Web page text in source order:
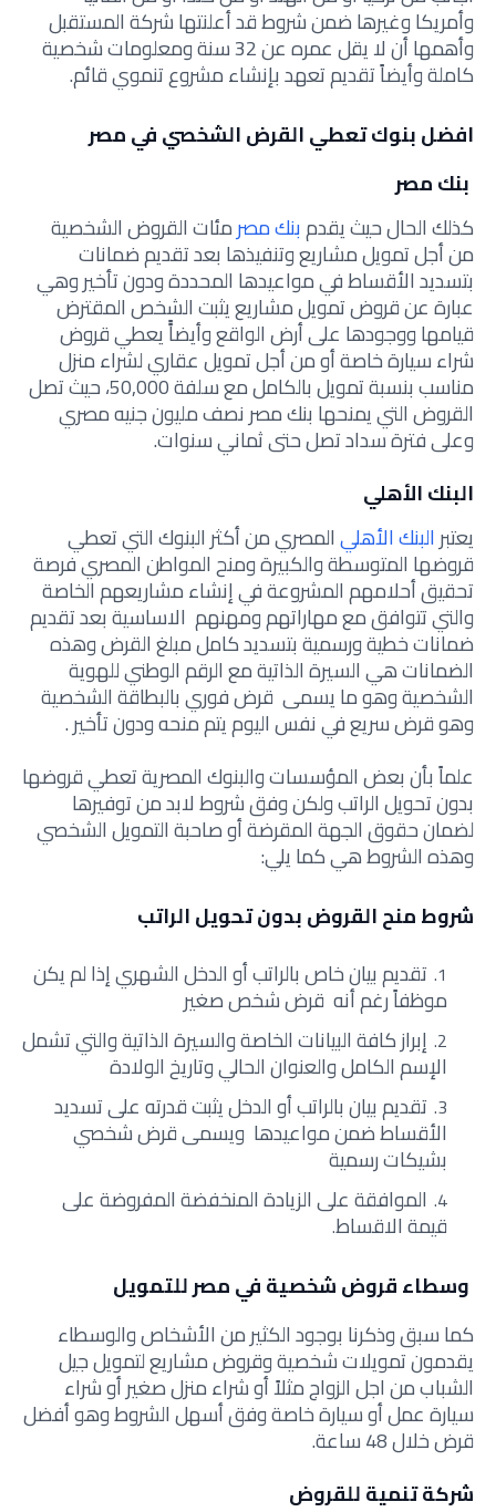
وأمريكا وغيرها ضمن شروط قد أعلنتها شركة المستقبل
وأهمها أن لا يقل عمره عن 32 سنة ومعلومات شخصية
كاملة وأيضاً تقديم تعهد بإنشاء مشروع تنموي قائم.
افضل بنوك تعطي القرض الشخصي في مصر
بنك مصر
كذلك الحال حيث يقدمبنك مصرمئات القروض الشخصية
من أجل تمويل مشاريع وتنفيذها بعد تقديم ضمانات
بتسديد الأقساط في مواعيدها المحددة ودون تأخير وهي
عبارة عن قروض تمويل مشاريع يثبت الشخص المقترض
قيامها ووجودها على أرض الواقع وأيضاًً يعطي قروض
شراء سيارة خاصة أو من أجل تمويل عقاري لشراء منزل
مناسب بنسبة تمويل بالكامل مع سلفة 50,000، حيث تصل
القروض التي يمنحها بنك مصر نصف مليون جنيه مصري
وعلى فترة سداد تصل حتى ثماني سنوات.
البنك الأهلي
يعتبرالبنك الأهليالمصري من أكثر البنوك التي تعطي
قروضها المتوسطة والكبيرة ومنح المواطن المصري فرصة
تحقيق أحلامهم المشروعة في إنشاء مشاريعهم الخاصة
والتي تتوافق مع مهاراتهم ومهنهم الاساسية بعد تقديم
ضمانات خطية ورسمية بتسديد كامل مبلغ القرض وهذه
الضمانات هي السيرة الذاتية مع الرقم الوطني للهوية
الشخصية وهو ما يسمى قرض فوري بالبطاقة الشخصية
وهو قرض سريع في نفس اليوم يتم منحه ودون تأخير .
علماً بأن بعض المؤسسات والبنوك المصرية تعطي قروضها
بدون تحويل الراتب ولكن وفق شروط لابد من توفيرها
لضمان حقوق الجهة المقرضة أو صاحبة التمويل الشخصي
وهذه الشروط هي كما يلي:
شروط منح القروض بدون تحويل الراتب
تقديم بيان خاص بالراتب أو الدخل الشهري إذا لم يكن
موظفاً رغم أنه قرض شخص صغير
إبراز كافة البيانات الخاصة والسيرة الذاتية والتي تشمل
الإسم الكامل والعنوان الحالي وتاريخ الولادة
تقديم بيان بالراتب أو الدخل يثبت قدرته على تسديد
الأقساط ضمن مواعيدها ويسمى قرض شخصي
بشيكات رسمية
الموافقة على الزيادة المنخفضة المفروضة على
قيمة الاقساط.
وسطاء قروض شخصية في مصر للتمويل
كما سبق وذكرنا بوجود الكثير من الأشخاص والوسطاء
يقدمون تمويلات شخصية وقروض مشاريع لتمويل جيل
الشباب من اجل الزواج مثلاً أو شراء منزل صغير أو شراء
سيارة عمل أو سيارة خاصة وفق أسهل الشروط وهو أفضل
قرض خلال 48 ساعة.
شركة تنمية للقروض